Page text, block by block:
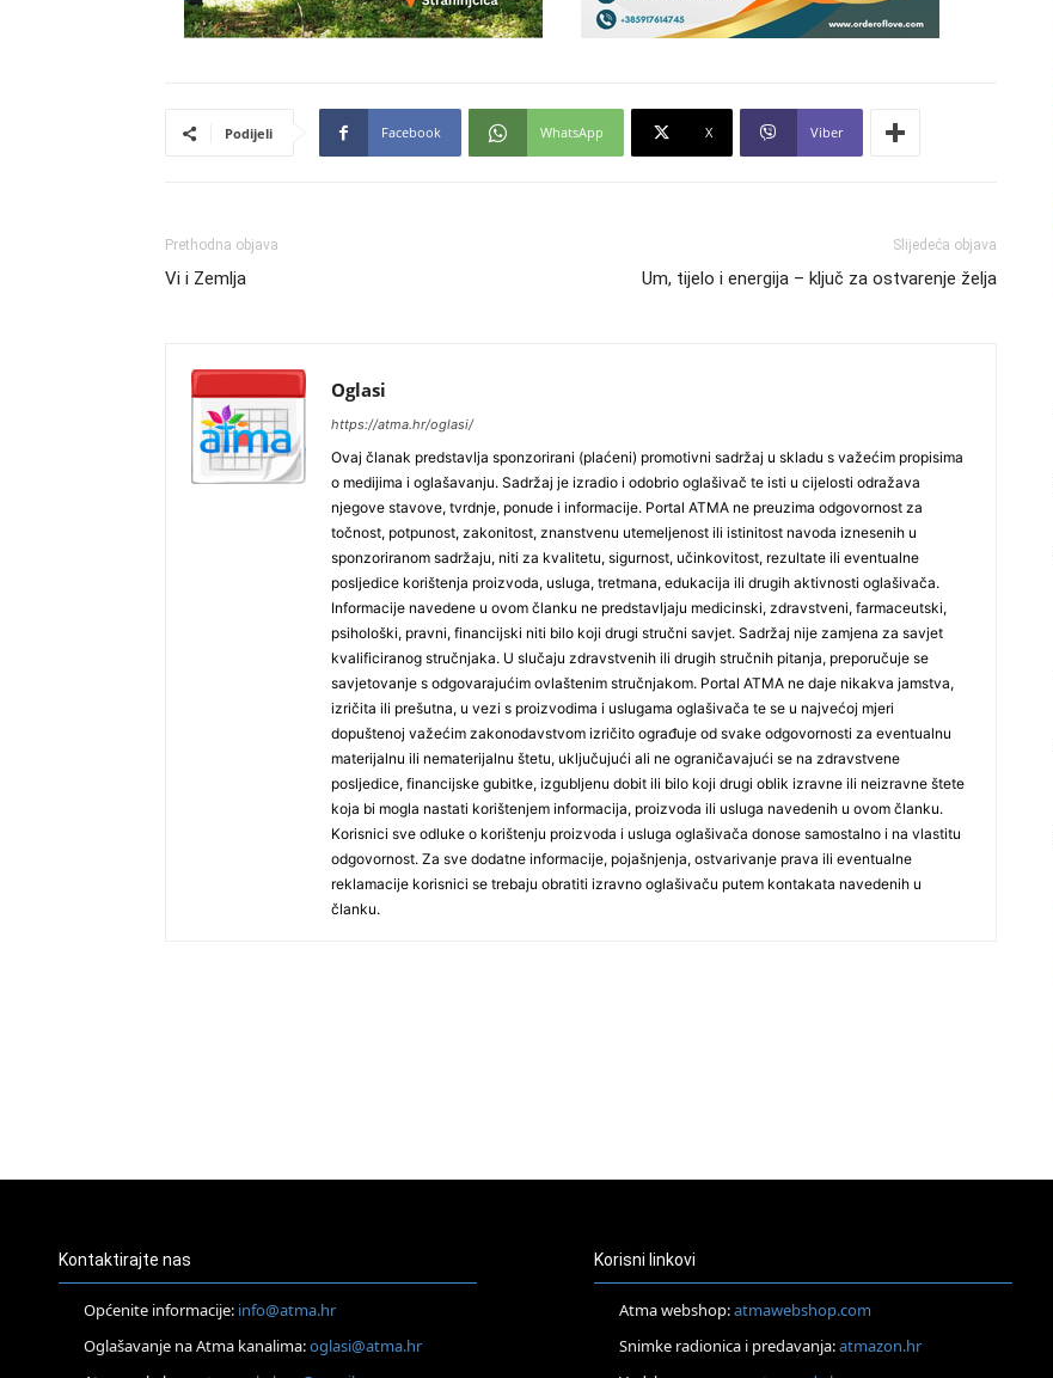
Podijeli Facebook WhatsApp X Viber
Prethodna objava
Vi i Zemlja
Slijedeća objava
Um, tijelo i energija – ključ za ostvarenje želja
Oglasi
https://atma.hr/oglasi/
Ovaj članak predstavlja sponzorirani (plaćeni) promotivni sadržaj u skladu s važećim propisima
o medijima i oglašavanju. Sadržaj je izradio i odobrio oglašivač te isti u cijelosti odražava
njegove stavove, tvrdnje, ponude i informacije. Portal ATMA ne preuzima odgovornost za
točnost, potpunost, zakonitost, znanstvenu utemeljenost ili istinitost navoda iznesenih u
sponzoriranom sadržaju, niti za kvalitetu, sigurnost, učinkovitost, rezultate ili eventualne
posljedice korištenja proizvoda, usluga, tretmana, edukacija ili drugih aktivnosti oglašivača.
Informacije navedene u ovom članku ne predstavljaju medicinski, zdravstveni, farmaceutski,
psihološki, pravni, financijski niti bilo koji drugi stručni savjet. Sadržaj nije zamjena za savjet
kvalificiranog stručnjaka. U slučaju zdravstvenih ili drugih stručnih pitanja, preporučuje se
savjetovanje s odgovarajućim ovlaštenim stručnjakom. Portal ATMA ne daje nikakva jamstva,
izričita ili prešutna, u vezi s proizvodima i uslugama oglašivača te se u najvećoj mjeri
dopuštenoj važećim zakonodavstvom izričito ograđuje od svake odgovornosti za eventualnu
materijalnu ili nematerijalnu štetu, uključujući ali ne ograničavajući se na zdravstvene
posljedice, financijske gubitke, izgubljenu dobit ili bilo koji drugi oblik izravne ili neizravne štete
koja bi mogla nastati korištenjem informacija, proizvoda ili usluga navedenih u ovom članku.
Korisnici sve odluke o korištenju proizvoda i usluga oglašivača donose samostalno i na vlastitu
odgovornost. Za sve dodatne informacije, pojašnjenja, ostvarivanje prava ili eventualne
reklamacije korisnici se trebaju obratiti izravno oglašivaču putem kontakata navedenih u
članku.
Kontaktirajte nas
Općenite informacije: info@atma.hr
Oglašavanje na Atma kanalima:oglasi@atma.hr
Korisni linkovi
Atma webshop:atmawebshop.com
Snimke radionica i predavanja:atmazon.hr